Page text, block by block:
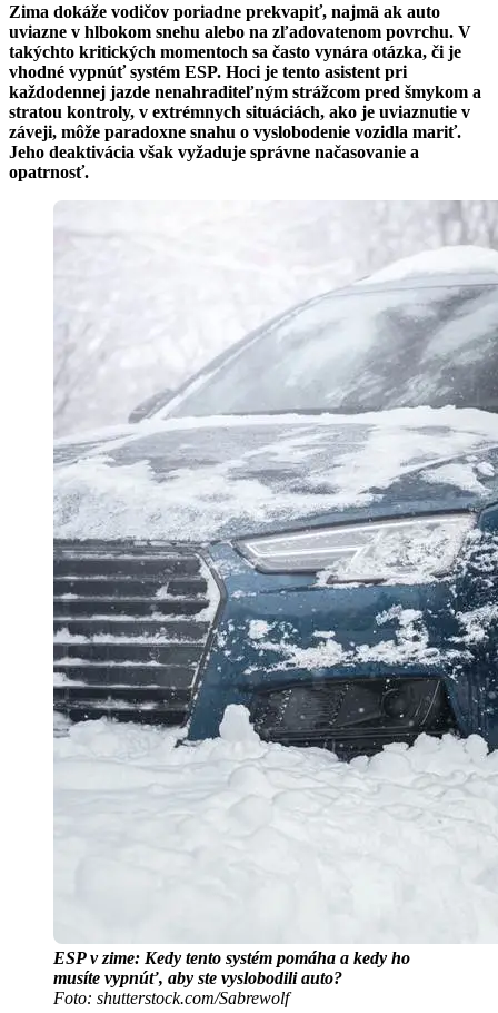
Zima dokáže vodičov poriadne prekvapiť, najmä ak auto
uviazne v hlbokom snehu alebo na zľadovatenom povrchu. V
takýchto kritických momentoch sa často vynára otázka, či je
vhodné vypnúť systém ESP. Hoci je tento asistent pri
každodennej jazde nenahraditeľným strážcom pred šmykom a
stratou kontroly, v extrémnych situáciách, ako je uviaznutie v
záveji, môže paradoxne snahu o vyslobodenie vozidla mariť.
Jeho deaktivácia však vyžaduje správne načasovanie a
opatrnosť.
ESP v zime: Kedy tento systém pomáha a kedy ho
musíte vypnúť, aby ste vyslobodili auto?
Foto: shutterstock.com/Sabrewolf